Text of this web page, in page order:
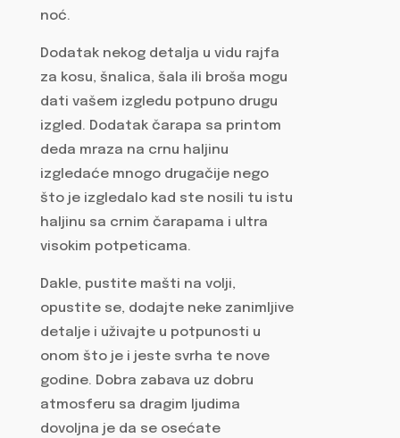
noć.
Dodatak nekog detalja u vidu rajfa
za kosu, šnalica, šala ili broša mogu
dati vašem izgledu potpuno drugu
izgled. Dodatak čarapa sa printom
deda mraza na crnu haljinu
izgledaće mnogo drugačije nego
što je izgledalo kad ste nosili tu istu
haljinu sa crnim čarapama i ultra
visokim potpeticama.
Dakle, pustite mašti na volji,
opustite se, dodajte neke zanimljive
detalje i uživajte u potpunosti u
onom što je i jeste svrha te nove
godine. Dobra zabava uz dobru
atmosferu sa dragim ljudima
dovoljna je da se osećate